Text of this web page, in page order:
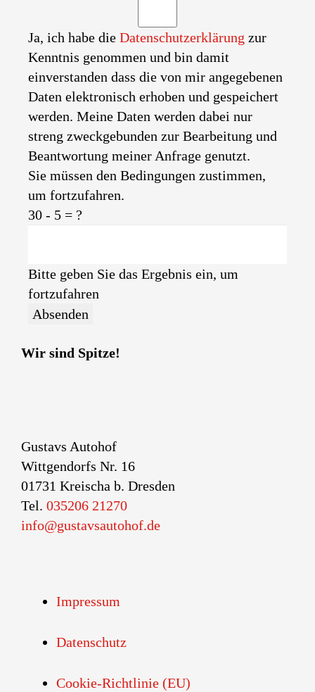
Ja, ich habe die Datenschutzerklärung zur
Kenntnis genommen und bin damit
einverstanden dass die von mir angegebenen
Daten elektronisch erhoben und gespeichert
werden. Meine Daten werden dabei nur
streng zweckgebunden zur Bearbeitung und
Beantwortung meiner Anfrage genutzt.
Sie müssen den Bedingungen zustimmen,
um fortzufahren.
30 - 5 = ?
Bitte geben Sie das Ergebnis ein, um
fortzufahren
Absenden
Wir sind Spitze!
Gustavs Autohof
Wittgendorfs Nr. 16
01731 Kreischa b. Dresden
Tel. 035206 21270
info@gustavsautohof.de
Impressum
Datenschutz
Cookie-Richtlinie (EU)